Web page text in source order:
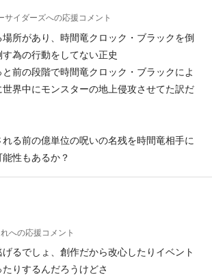
イダーズへの応援コメント
所があり、時間竜クロック・ブラックを倒
為の行動をしてない正史
前の段階で時間竜クロック・ブラックによ
界中にモンスターの地上侵攻させてた訳だ
る前の億単位の呪いの名残を時間竜相手に
性もあるか？
への応援コメント
るでしょ、創作だから改心したりイベント
りするんだろうけどさ